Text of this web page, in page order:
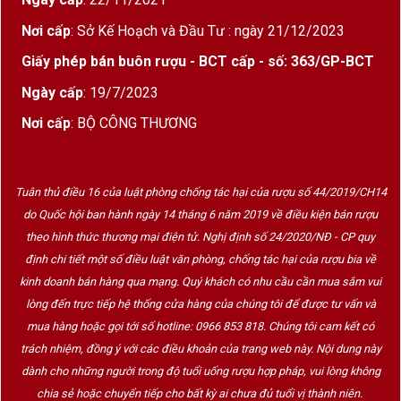
: Mở ra bằng mùi hương của
thảo
chanh vàng hoa trắng, kế đến là nốt
hàu ,đá ướt,bánh mì nướng
khoáng đạt của vùng đất Chablis
bằng, hậu vị kéo dài , thể hiện đậm nét terroir
đá vôi cổ xưa
Tổng thể: Một chai Grand Cru tinh tế, vừa đủ
mạnh mẽ để trưởng thành theo thời gian, vừa
đủ nhẹ nhàng để thưởng thức ngay
Giới Thiệu Về Maison Roche de Bellene
Thành lập bởiNicolas Potel, Maison Roche
Nơi cấp: Sở Kế Hoạch và Đầu Tư : ngày 21/12/2023
Giấy phép bán buôn rượu - BCT cấp - số: 363/GP-BCT
Ngày cấp: 19/7/2023
Nơi cấp: BỘ CÔNG THƯƠNG
Tuân thủ điều 16 của luật phòng chống tác hại của rượu số 44/2019/CH14
do Quốc hội ban hành ngày 14 tháng 6 năm 2019 về điều kiện bán rượu
theo hình thức thương mại điện tử. Nghị định số 24/2020/NĐ - CP quy
định chi tiết một số điều luật văn phòng, chống tác hại của rượu bia về
kinh doanh bán hàng qua mạng. Quý khách có nhu cầu cần mua sắm vui
lòng đến trực tiếp hệ thống cửa hàng của chúng tôi để được tư vấn và
mua hàng hoặc gọi tới số hotline: 0966 853 818. Chúng tôi cam kết có
trách nhiệm, đồng ý với các điều khoản của trang web này. Nội dung này
dành cho những người trong độ tuổi uống rượu hợp pháp, vui lòng không
chia sẻ hoặc chuyển tiếp cho bất kỳ ai chưa đủ tuổi vị thành niên.